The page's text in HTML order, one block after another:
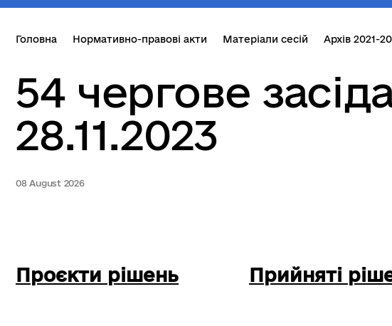
Головна Нормативно-правові акти Матеріали сесій Архів 2021-
54 чергове
28.11.2023
08 August 2026
Проєкти рішень Прийняті